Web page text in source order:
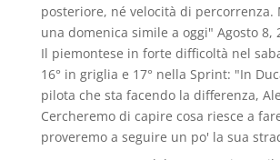
posteriore, né velocità di percorrenza.
una domenica simile a oggi" Agosto 8,
Il piemontese in forte difficoltà nel
16° in griglia e 17° nella Sprint: "In
pilota che sta facendo la differenza,
Cercheremo di capire cosa riesce a
proveremo a seguire un po' la sua